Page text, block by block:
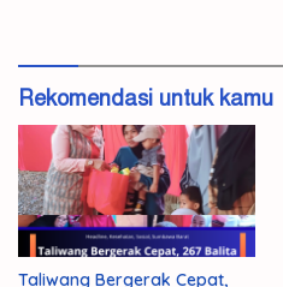
Rekomendasi untuk kamu
Taliwang Bergerak Cepat,